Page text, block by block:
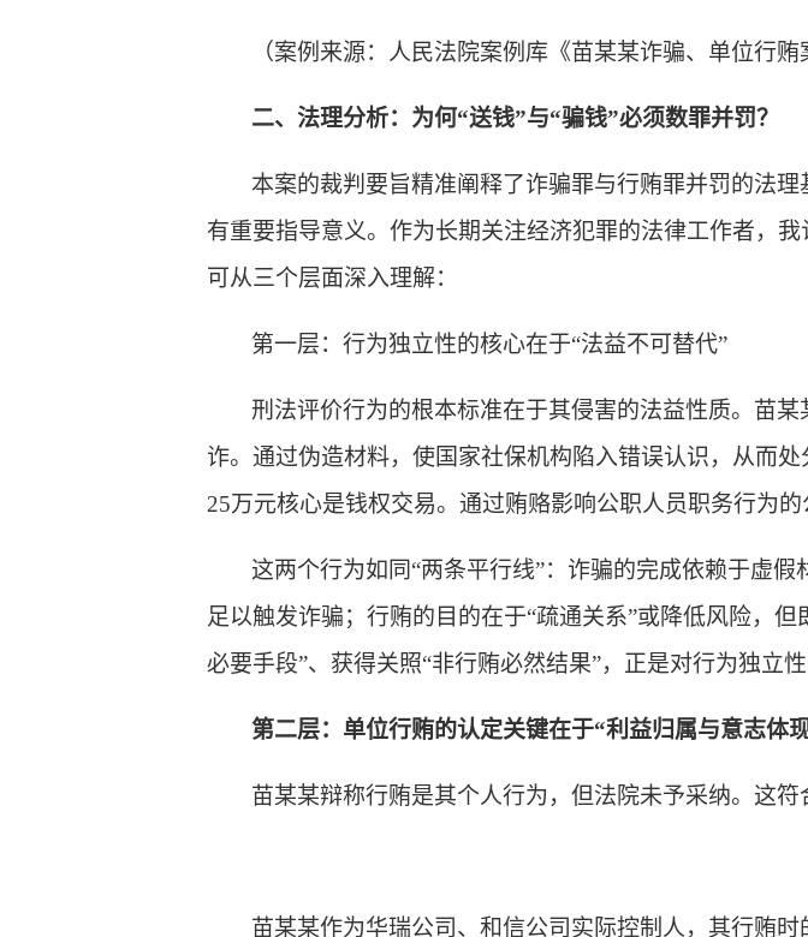
（案例来源：人民法院案例库《苗某某诈骗、单位行贿
二、法理分析：为何“送钱”与“骗钱”必须数罪并罚？
本案的裁判要旨精准阐释了诈骗罪与行贿罪并罚的法
有重要指导意义。作为长期关注经济犯罪的法律工作者，
可从三个层面深入理解：
第一层：行为独立性的核心在于“法益不可替代”
刑法评价行为的根本标准在于其侵害的法益性质。苗
诈。通过伪造材料，使国家社保机构陷入错误认识，从而
25万元核心是钱权交易。通过贿赂影响公职人员职务行为
这两个行为如同 “两条平行线”：诈骗的完成依赖于虚
足以触发诈骗；行贿的目的在于“疏通关系”或降低风险，
必要手段”、获得关照“非行贿必然结果”，正是对行为独立性
第二层：单位行贿的认定关键在于“利益归属与意志体
苗某某辩称行贿是其个人行为，但法院未予采纳。这符
苗某某作为华瑞公司、和信公司实际控制人，其行贿